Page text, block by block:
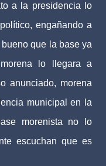
a la presidencia lo
engañando a
que la base ya
lo llegara a
anunciado, morena
municipal en la
morenista no lo
escuchan que es